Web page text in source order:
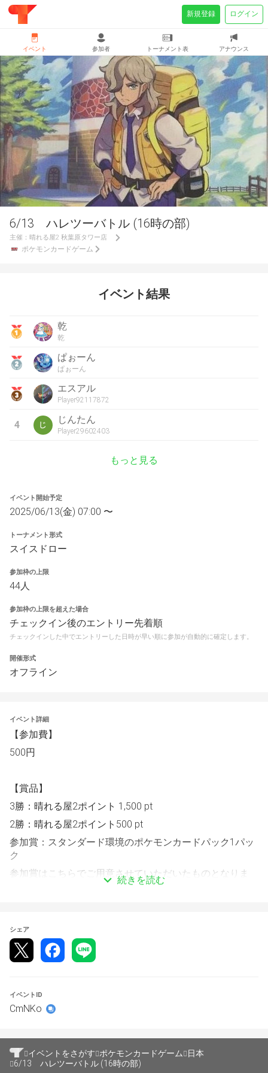
6/13 ハレツーバトル (16時の部)
主催： 晴れる屋2 秋葉原タワー店
ポケモンカードゲーム
イベント結果
乾
乾
ぱぉーん
ぱぉーん
エスアル
Player92117872
4 じんたん
Player29602403
もっと見る
イベント開始予定
2025/06/13(金) 07:00 〜
トーナメント形式
スイスドロー
参加枠の上限
44人
参加枠の上限を超えた場合
チェックイン後のエントリー先着順
チェックインした中でエントリーした日時が早い順に参加が自動的に確定します。
開催形式
オフライン
イベント詳細
【参加費】
500円
【賞品】
3勝：晴れる屋2ポイント 1,500 pt
2勝：晴れる屋2ポイント500 pt
参加賞：スタンダード環境のポケモンカードパック1パッ
ク
参加賞はこちらでご用意させていただいたものとなりま
す。変更はできません。
チェックイン時間：15:00～
エントリー・チェックイン締め切り時間：16:00
全3回戦です。
こちらのページからエントリーしたい大会を選択しエント
リーをお願い致します。
続きを読む
シェア
イベントID
CmNKo
イベント 参加者 トーナメント表 アナウンス
新規登録 ログイン
イベントをさがす ポケモンカードゲーム
日本
6/13 ハレツーバトル (16時の部)